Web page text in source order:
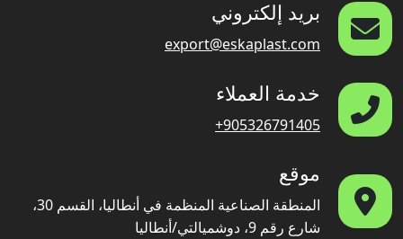
بريد إلكتروني
export@eskaplast.com
خدمة العملاء
+905326791405
موقع
المنطقة الصناعية المنظمة في أنطاليا، القسم 30،
شارع رقم 9، دوشميالتي/أنطاليا